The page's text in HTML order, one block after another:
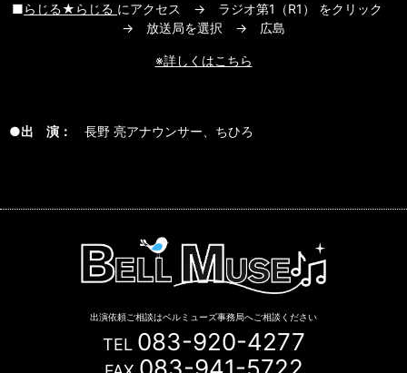
■らじる★らじる にアクセス → ラジオ第1（R1） をクリック
→ 放送局を選択 → 広島
※詳しくはこちら
●出 演： 長野 亮アナウンサー、ちひろ
出演依頼ご相談はベルミューズ事務局へご相談ください
TEL 083-920-4277